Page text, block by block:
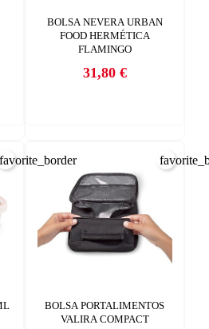
BOLSA NEVERA URBAN
FOOD HERMÉTICA
FLAMINGO
Precio
31,80 €
favorite_border
BOLSA PORTALIMENTOS
VALIRA COMPACT
DE DESEOS
DESEOS
productos en su lista de deseos.